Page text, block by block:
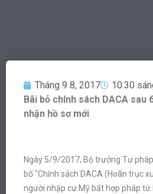
Tháng 9 8, 2017
10:30
Bãi bỏ chính sách DACA sau
nhận hồ sơ mới
Ngày 5/9/2017, Bộ trưởng Tư
bố "Chính sách DACA (Hoãn trục
người nhập cư Mỹ bất hợp pháp từ